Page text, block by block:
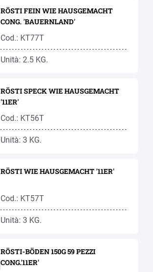
RÖSTI FEIN WIE HAUSGEMACHT
CONG. 'BAUERNLAND'
Cod.: KT77T
Unità: 2.5 KG.
RÖSTI SPECK WIE HAUSGEMACHT
'11ER'
Cod.: KT56T
Unità: 3 KG.
RÖSTI WIE HAUSGEMACHT '11ER'
Cod.: KT57T
Unità: 3 KG.
RÖSTI-BÖDEN 150G 59 PEZZI
CONG.'11ER'